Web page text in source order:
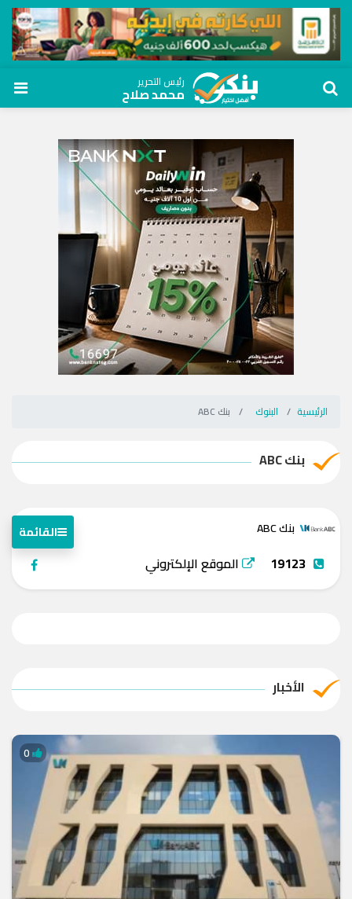
رئيس التحرير
محمد صلاح
الرئيسية البنوك بنك ABC
بنك ABC
بنك ABC القائمة
19123 الموقع الإلكتروني
الأخبار